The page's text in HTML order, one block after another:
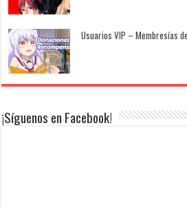
Usuarios VIP – Membresías
¡Síguenos en Facebook!